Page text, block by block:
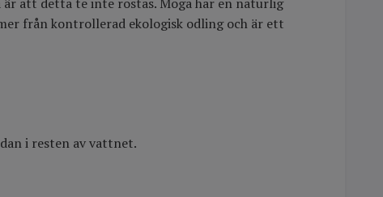
från kontrollerad ekologisk odling och är ett
i resten av vattnet.